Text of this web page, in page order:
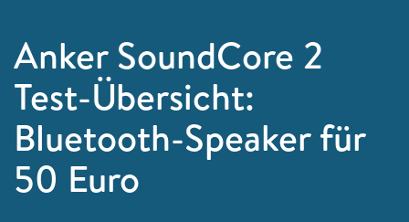
Anker SoundCore 2
Test-Übersicht:
Bluetooth-Speaker für
50 Euro